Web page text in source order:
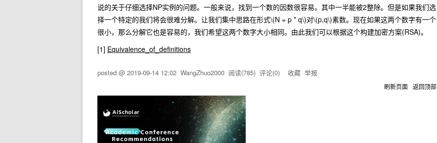
说的关于仔细选择NP实例的问题。一般来说，找到一个数的因数很容易。其中一半能被2整除。但是如果我们选
择一个特定的我们将会很难分解。让我们集中思路在形式\(N = p * q\)对\(p,q\)素数。现在如果这两个数字有一个
很小，那么分解它也是容易的，我们希望这两个数字大小相同。由此我们可以根据这个构建加密方案(RSA)。
[1] Equivalence_of_definitions
posted @ 2019-09-14 12:02 WangZhuo2000 阅读(785) 评论(0) 收藏 举报
刷新页面 返回顶部